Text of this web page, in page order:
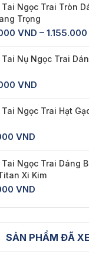
Tai Ngọc Trai Tròn
Trọng
VND – 1.155.000
Tai Nụ Ngọc Trai
VND
Tai Ngọc Trai Hạt
VND
Tai Ngọc Trai Dáng
Xi Kim
VND
SẢN PHẨM ĐÃ